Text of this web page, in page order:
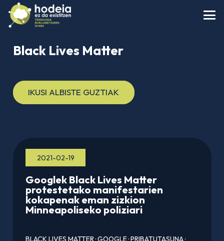
Black Lives Matter
IKUSI ALBISTE GUZTIAK
2021-02-19
Googlek Black Lives Matter
protestetako manifestarien
kokapenak eman zizkion
Minneapoliseko poliziari
BLACK LIVES MATTER·GOOGLE·PRIBATUTASUNA·